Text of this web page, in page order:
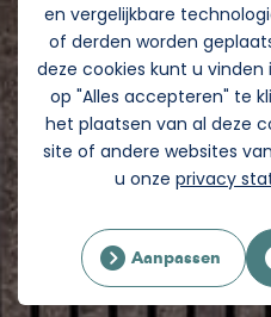
en vergelijkbare
of derden worden
deze cookies kunt u vinden
op "Alles accepteren" te
het plaatsen van al deze
site of andere websites van
u onze privacy
Aanpassen